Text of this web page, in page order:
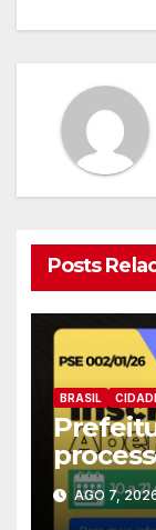
Posts
BRASIL
AGO 7,